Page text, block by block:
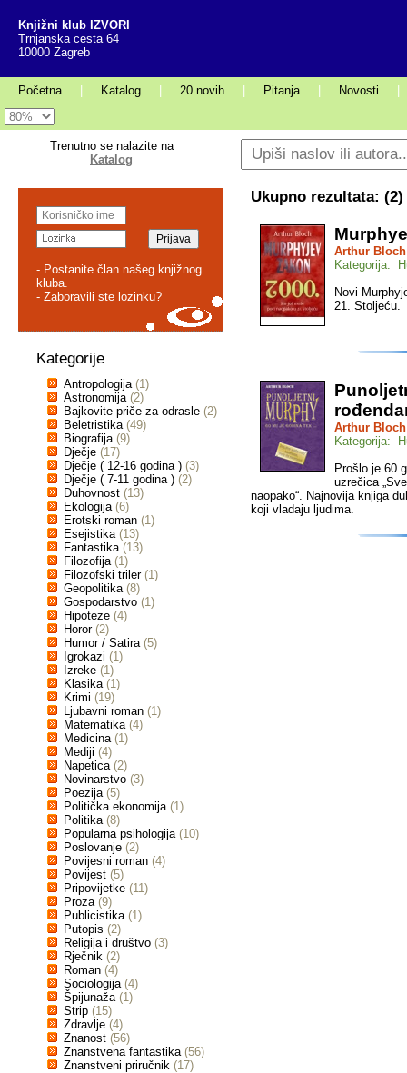
Knjižni klub IZVORI
Trnjanska cesta 64
10000 Zagreb
Početna Katalog 20 novih Pitanja Novosti
Trenutno se nalazite na
Katalog
- Postanite član našeg knjižnog
kluba.
- Zaboravili ste lozinku?
Kategorije
Antropologija (1)
Astronomija (2)
Bajkovite priče za odrasle (2)
Beletristika (49)
Biografija (9)
Dječje (17)
Dječje ( 12-16 godina ) (3)
Dječje ( 7-11 godina ) (2)
Duhovnost (13)
Ekologija (6)
Erotski roman (1)
Esejistika (13)
Fantastika (13)
Filozofija (1)
Filozofski triler (1)
Geopolitika (8)
Gospodarstvo (1)
Hipoteze (4)
Horor (2)
Humor / Satira (5)
Igrokazi (1)
Izreke (1)
Klasika (1)
Krimi (19)
Ljubavni roman (1)
Matematika (4)
Medicina (1)
Mediji (4)
Napetica (2)
Novinarstvo (3)
Poezija (5)
Politička ekonomija (1)
Politika (8)
Popularna psihologija (10)
Poslovanje (2)
Povijesni roman (4)
Povijest (5)
Pripovijetke (11)
Proza (9)
Publicistika (1)
Putopis (2)
Religija i društvo (3)
Rječnik (2)
Roman (4)
Sociologija (4)
Špijunaža (1)
Strip (15)
Zdravlje (4)
Znanost (56)
Znanstvena fantastika (56)
Znanstveni priručnik (17)
Ukupno rezultata: (2)
Arthur Bloch
Kategorija:
Novi
21. Stoljeću.
Arthur Bloch
Kategorija:
Prošlo je 60
uzrečica
naopako“. Najnovija knjiga
koji vladaju ljudima.